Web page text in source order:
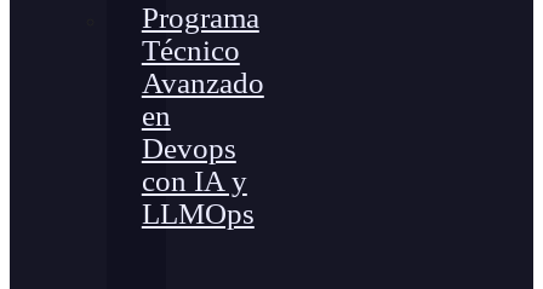
Programa
Técnico
Avanzado
en
Devops
con IA y
LLMOps